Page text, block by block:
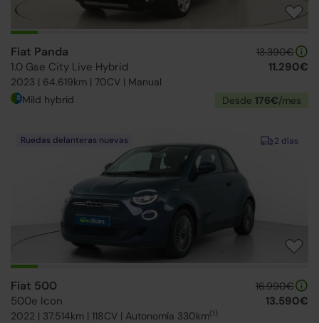
Fiat Panda
1.0 Gse City Live Hybrid
2023 | 64.619km | 70CV | Manual
13.390€
11.290€
Mild hybrid Desde 176€/mes
2 días
Ruedas delanteras nuevas
Fiat 500
500e Icon
2022 | 37.514km | 118CV | Autonomía 330km(1)
16.990€
13.590€